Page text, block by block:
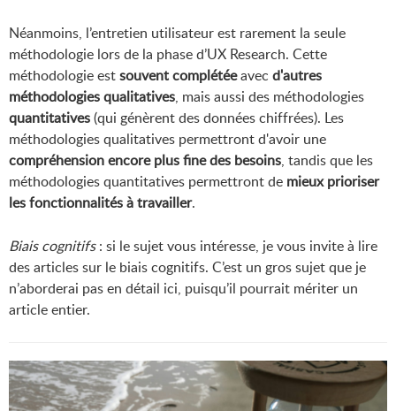
Néanmoins, l’entretien utilisateur est rarement la seule
méthodologie lors de la phase d’UX Research. Cette
méthodologie estsouvent complétéeavec d'autres
méthodologies qualitatives, mais aussi des méthodologies
quantitatives(qui génèrent des données chiffrées). Les
méthodologies qualitatives permettront d'avoir une
compréhension encore plus fine des besoins, tandis que les
méthodologies quantitatives permettront de mieux prioriser
les fonctionnalités à travailler.
Biais cognitifs: si le sujet vous intéresse, je vous invite à lire
des articles sur le biais cognitifs. C’est un gros sujet que je
n’aborderai pas en détail ici, puisqu’il pourrait mériter un
article entier.